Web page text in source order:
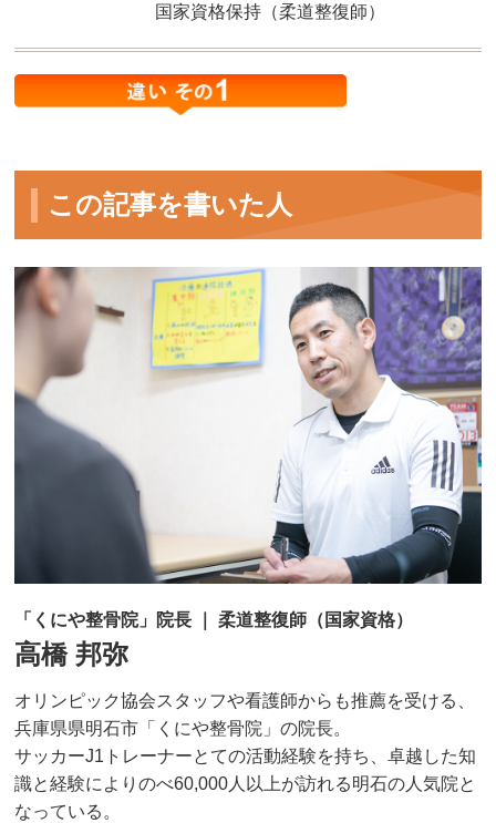
国家資格保持（柔道整復師）
この記事を書いた人
「くにや整骨院」院長 ｜ 柔道整復師（国家資格）
高橋 邦弥
オリンピック協会スタッフや看護師からも推薦を受ける、
兵庫県県明石市「くにや整骨院」の院長。
サッカーJ1トレーナーとての活動経験を持ち、卓越した知
識と経験によりのべ60,000人以上が訪れる明石の人気院と
なっている。